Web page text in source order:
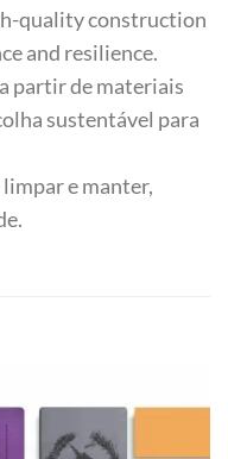
quality construction
and resilience.
partir de materiais
sustentável para
limpar e manter,